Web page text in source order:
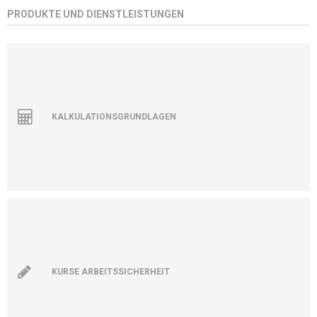
PRODUKTE UND DIENSTLEISTUNGEN
KALKULATIONSGRUNDLAGEN
KURSE ARBEITSSICHERHEIT